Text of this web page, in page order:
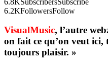
6.2KFollowersFollow
VisualMusic, l’autre
on fait ce qu’on veut ici,
toujours plaisir. »